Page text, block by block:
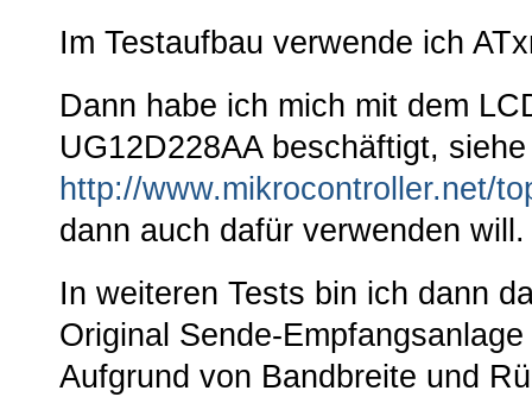
Im Testaufbau verwende ich
Dann habe ich mich mit dem
UG12D228AA beschäftigt, siehe
http://www.mikrocontroller.net/
dann auch dafür verwenden will.
In weiteren Tests bin ich dann
Original Sende-
Aufgrund von Bandbreite und